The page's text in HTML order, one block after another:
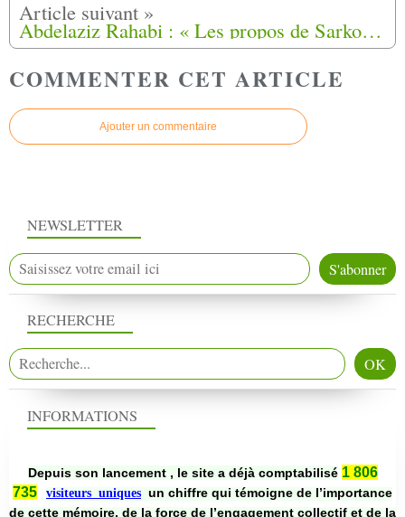
Abdelaziz Rahabi : « Les propos de Sarkozy sont inacceptables »
COMMENTER CET ARTICLE
Ajouter un commentaire
NEWSLETTER
RECHERCHE
INFORMATIONS
Depuis son lancement , le site a déjà comptabilisé 1 806
735
visiteurs uniques un chiffre qui témoigne de l’importance
de cette mémoire, de la force de l’engagement collectif et de la